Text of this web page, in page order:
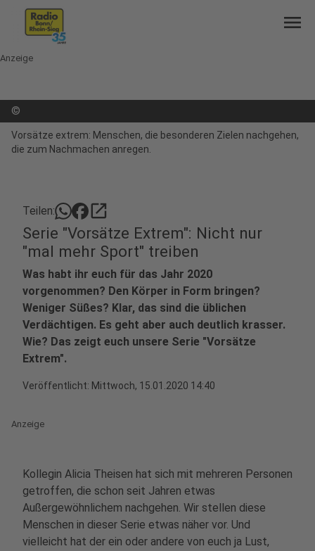
menu
Anzeige
©
Vorsätze extrem: Menschen, die besonderen Zielen nachgehen,
die zum Nachmachen anregen.
Teilen: open_in_new
Serie "Vorsätze Extrem": Nicht nur
"mal mehr Sport" treiben
Was habt ihr euch für das Jahr 2020
vorgenommen? Den Körper in Form bringen?
Weniger Süßes? Klar, das sind die üblichen
Verdächtigen. Es geht aber auch deutlich krasser.
Wie? Das zeigt euch unsere Serie "Vorsätze
Extrem".
Veröffentlicht: Mittwoch, 15.01.2020 14:40
Anzeige
Kollegin Alicia Theisen hat sich mit mehreren Personen
getroffen, die schon seit Jahren etwas
Außergewöhnlichem nachgehen. Wir stellen diese
Menschen in dieser Serie etwas näher vor. Und
vielleicht hat der ein oder andere von euch ja Lust,